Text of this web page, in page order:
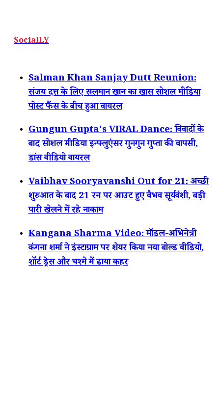
SocialLY
Salman Khan Sanjay Dutt Reunion:
संजय दत्त के लिए सलमान खान का खास सोशल मीडिया
पोस्ट फैंस के बीच हुआ वायरल
Gungun Gupta's VIRAL Dance: विवादों के
बाद सोशल मीडिया इन्फ्लुएंसर गुनगुन गुप्ता की वापसी,
डांस वीडियो वायरल
Vaibhav Sooryavanshi Out for 21: अच्छी
शुरुआत के बाद 21 रन पर आउट हुए वैभव सूर्यवंशी, बड़ी
पारी खेलने में रहे नाकाम
Kangana Sharma Video: मॉडल-अभिनेत्री
कंगना शर्मा ने इंस्टाग्राम पर शेयर किया नया बोल्ड वीडियो,
शॉर्ट ड्रेस और चश्मे में ढाया कहर